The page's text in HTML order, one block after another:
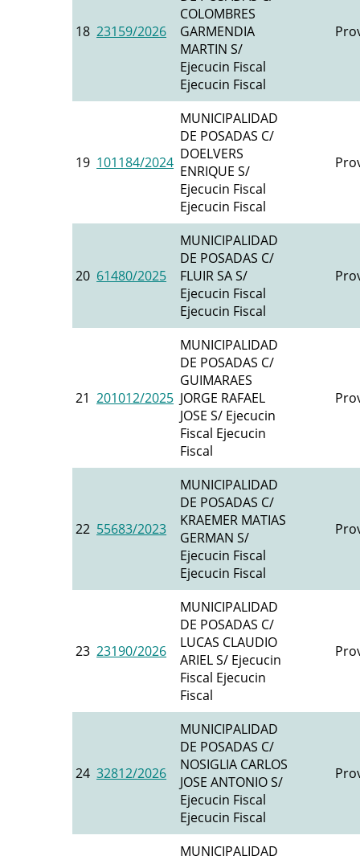
18 23159/2026
COLOMBRES
GARMENDIA
MARTIN S/
Ejecucin Fiscal
Ejecucin Fiscal
19 101184/2024
MUNICIPALIDAD
DE POSADAS C/
DOELVERS
ENRIQUE S/
Ejecucin Fiscal
Ejecucin Fiscal
20 61480/2025
MUNICIPALIDAD
DE POSADAS C/
FLUIR SA S/
Ejecucin Fiscal
Ejecucin Fiscal
21 201012/2025
MUNICIPALIDAD
DE POSADAS C/
GUIMARAES
JORGE RAFAEL
JOSE S/ Ejecucin
Fiscal Ejecucin
Fiscal
22 55683/2023
MUNICIPALIDAD
DE POSADAS C/
KRAEMER MATIAS
GERMAN S/
Ejecucin Fiscal
Ejecucin Fiscal
23 23190/2026
MUNICIPALIDAD
DE POSADAS C/
LUCAS CLAUDIO
ARIEL S/ Ejecucin
Fiscal Ejecucin
Fiscal
24 32812/2026
MUNICIPALIDAD
DE POSADAS C/
NOSIGLIA CARLOS
JOSE ANTONIO S/
Ejecucin Fiscal
Ejecucin Fiscal
MUNICIPALIDAD